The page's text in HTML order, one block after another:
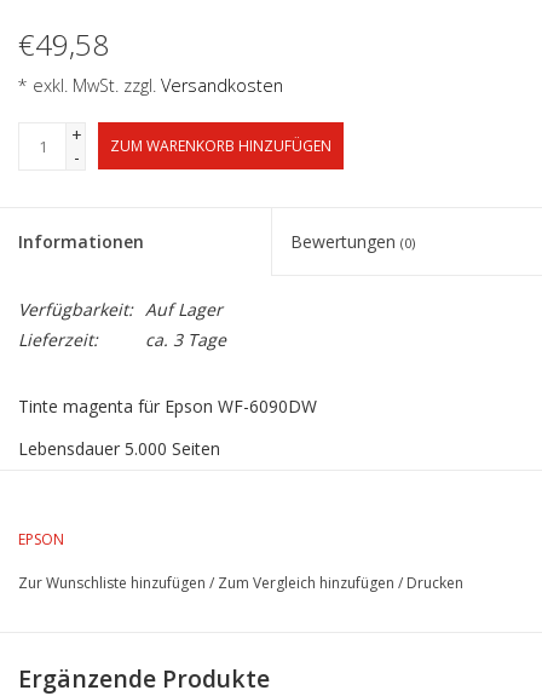
€49,58
* exkl. MwSt. zzgl. Versandkosten
+
-
ZUM WARENKORB HINZUFÜGEN
Informationen Bewertungen (0)
Verfügbarkeit: Auf Lager
Lieferzeit:
ca. 3 Tage
Tinte magenta für Epson WF-6090DW
Lebensdauer 5.000 Seiten
EPSON
Zur Wunschliste hinzufügen / Zum Vergleich hinzufügen / Drucken
Ergänzende Produkte